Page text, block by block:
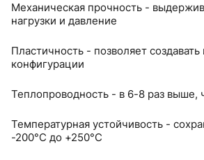
Механическая прочность -
нагрузки и давление
Пластичность - позволяет
конфигурации
Теплопроводность - в 6-8 раз выше,
Температурная устойчивость -
-200°C до +250°C